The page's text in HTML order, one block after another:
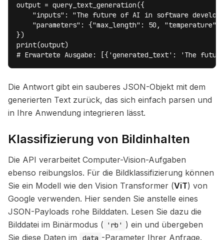
output = query_text_generation({
"inputs": "The future of AI in software
"parameters": {"max_length": 50, "temperature":
})
print(output)
# Erwartete Ausgabe: [{'generated_text': 'The
Die Antwort gibt ein sauberes JSON-Objekt mit dem
generierten Text zurück, das sich einfach parsen und
in Ihre Anwendung integrieren lässt.
Klassifizierung von Bildinhalten
Die API verarbeitet Computer-Vision-Aufgaben
ebenso reibungslos. Für die Bildklassifizierung können
Sie ein Modell wie den Vision Transformer (ViT) von
Google verwenden. Hier senden Sie anstelle eines
JSON-Payloads rohe Bilddaten. Lesen Sie dazu die
Bilddatei im Binärmodus ( 'rb' ) ein und übergeben
Sie diese Daten im
data -Parameter Ihrer Anfrage.